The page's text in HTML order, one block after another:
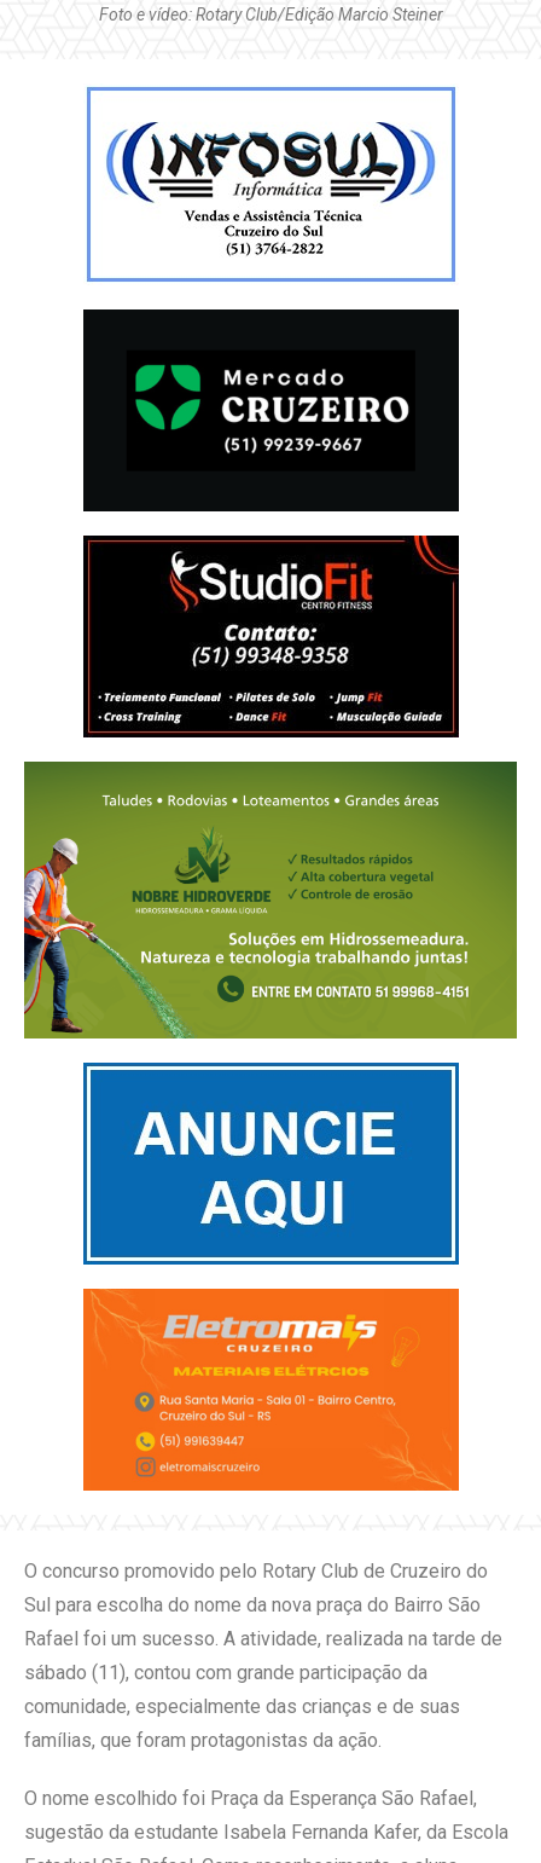
Foto e vídeo: Rotary Club/Edição Marcio Steiner
O concurso promovido pelo Rotary Club de Cruzeiro do
Sul para escolha do nome da nova praça do Bairro São
Rafael foi um sucesso. A atividade, realizada na tarde de
sábado (11), contou com grande participação da
comunidade, especialmente das crianças e de suas
famílias, que foram protagonistas da ação.
O nome escolhido foi Praça da Esperança São Rafael,
sugestão da estudante Isabela Fernanda Kafer, da Escola